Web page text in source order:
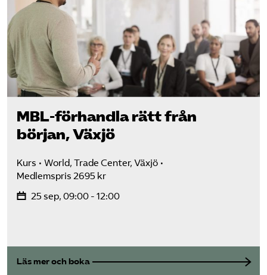
MBL-förhandla rätt från
början, Växjö
Kurs
World, Trade Center, Växjö
Medlemspris 2695 kr
25 sep, 09:00 - 12:00
Läs mer och boka